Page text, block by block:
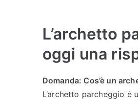
L’archetto
oggi una
Domanda: Cos’è un
L’archetto parcheggio